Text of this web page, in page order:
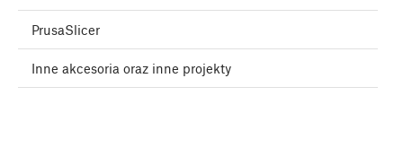
PrusaSlicer
Inne akcesoria oraz inne projekty